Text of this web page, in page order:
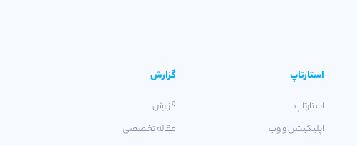
استارتاپ
استارتاپ
اپلیکیشن و وب
گزارش
گزارش
مقاله تخصصی